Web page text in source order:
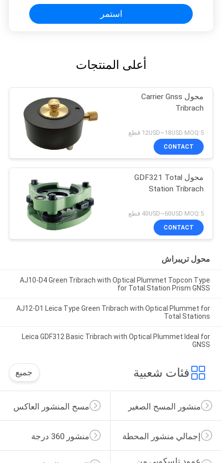
استمر
أعلى المنتجات
محول Carrier Gnss
Tribrach
12USD~18USD MOQ:5 قطع
CONTACT
محول GDF321 Total
Station Tribrach
40USD~60USD MOQ:5 قطع
CONTACT
محول تريبراش
AJ10-D4 Green Tribrach with Optical Plummet Topcon Type
for Total Station Prism GNSS
AJ12-D1 Leica Type Green Tribrach with Optical Plummet for
Total Stations
Leica GDF312 Basic Tribrach with Optical Plummet Ideal for
GNSS
فئات شعبية جميع
مسح المنشور العاكس منشور المسح الصغير
منشور 360 درجة إجمالي منشور المحطة
عمود تلسكوبي من